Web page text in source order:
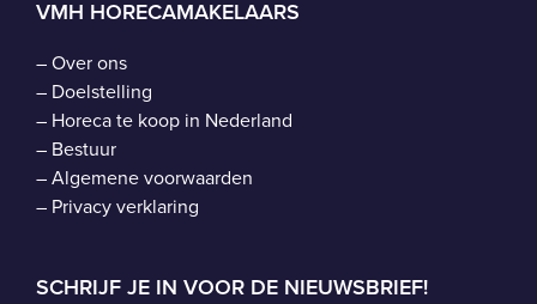
VMH HORECAMAKELAARS
–Over ons
– Doelstelling
– Horeca te koop in Nederland
– Bestuur
–Algemene voorwaarden
– Privacy verklaring
SCHRIJF JE IN VOOR DE NIEUWSBRIEF!